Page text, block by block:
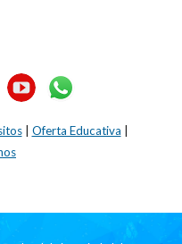
Oferta Educativa